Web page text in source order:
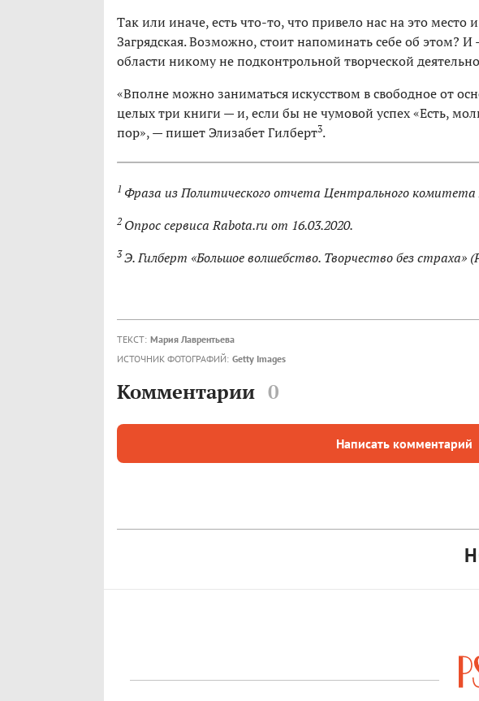
Так или иначе, есть что-то, что привело нас на это место
Загрядская. Возможно, стоит напоминать себе об этом?
области никому не подконтрольной творческой
«Вполне можно заниматься искусством в свободное от
целых три книги — и, если бы не чумовой успех «Есть,
пор», — пишет Элизабет Гилберт3.
1 Фраза из Политического отчета Центрального комитета
2 Опрос сервиса Rabota.ru от 16.03.2020.
3Э. Гилберт «Большое волшебство. Творчество без страха»
ТЕКСТ: Мария Лаврентьева
ИСТОЧНИК ФОТОГРАФИЙ: Getty Images
Комментарии 0
Написать комментарий